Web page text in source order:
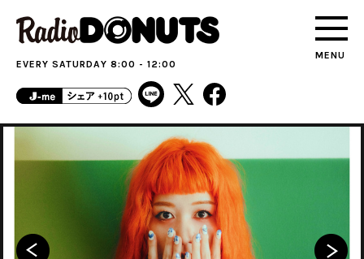
MENU
EVERY SATURDAY 8:00 - 12:00